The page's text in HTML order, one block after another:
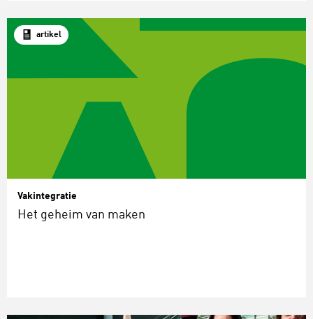
artikel
Vakintegratie
Het geheim van maken